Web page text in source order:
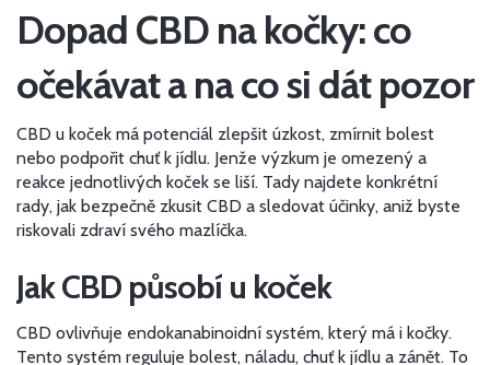
MELATONIN PSOVI
CBD PRO PSA
ALTERNATIVY K CBD
Dopad CBD na kočky: co
očekávat a na co si dát pozor
CBD u koček má potenciál zlepšit úzkost, zmírnit bolest
nebo podpořit chuť k jídlu. Jenže výzkum je omezený a
reakce jednotlivých koček se liší. Tady najdete konkrétní
rady, jak bezpečně zkusit CBD a sledovat účinky, aniž byste
riskovali zdraví svého mazlíčka.
Jak CBD působí u koček
CBD ovlivňuje endokanabinoidní systém, který má i kočky.
Tento systém reguluje bolest, náladu, chuť k jídlu a zánět. To